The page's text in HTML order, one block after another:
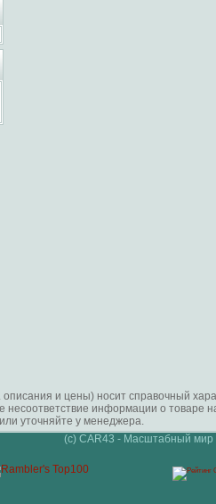
описания и цены) носит справочный
несоответствие информации о
уточняйте у менеджера.
(c) CAR43 - Масштабный мир